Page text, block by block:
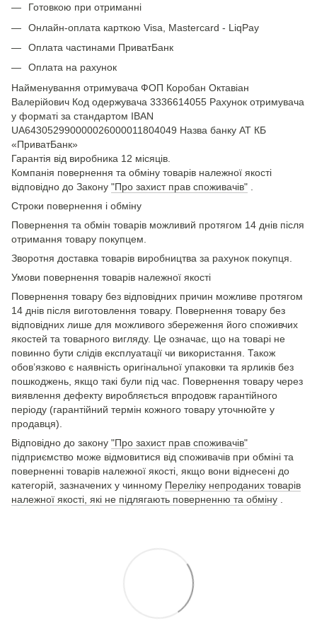
Готовкою при отриманні
Онлайн-оплата карткою Visa, Mastercard - LiqPay
Оплата частинами ПриватБанк
Оплата на рахунок
Найменування отримувача ФОП Коробан Октавіан
Валерійович Код одержувача 3336614055 Рахунок отримувача
у форматі за стандартом IBAN
UA643052990000026000011804049 Назва банку АТ КБ
«ПриватБанк»
Гарантія від виробника 12 місяців.
Компанія повернення та обміну товарів належної якості
відповідно до Закону "Про захист прав споживачів"
Строки повернення і обміну
Повернення та обмін товарів можливий протягом 14 днів після
отримання товару покупцем.
Зворотня доставка товарів виробництва за рахунок покупця.
Умови повернення товарів належної якості
Повернення товару без відповідних причин можливе протягом
14 днів після виготовлення товару. Повернення товару без
відповідних лише для можливого збереження його споживчих
якостей та товарного вигляду. Це означає, що на товарі не
повинно бути слідів експлуатації чи використання. Також
обов’язково є наявність оригінальної упаковки та ярликів без
пошкоджень, якщо такі були під час. Повернення товару через
виявлення дефекту виробляється впродовж гарантійного
періоду (гарантійний термін кожного товару уточнюйте у
продавця).
Відповідно до закону "Про захист прав споживачів"
підприємство може відмовитися від споживачів при обміні та
поверненні товарів належної якості, якщо вони віднесені до
категорій, зазначених у чинному Переліку непроданих товарів
належної якості, які не підлягають поверненню та обміну